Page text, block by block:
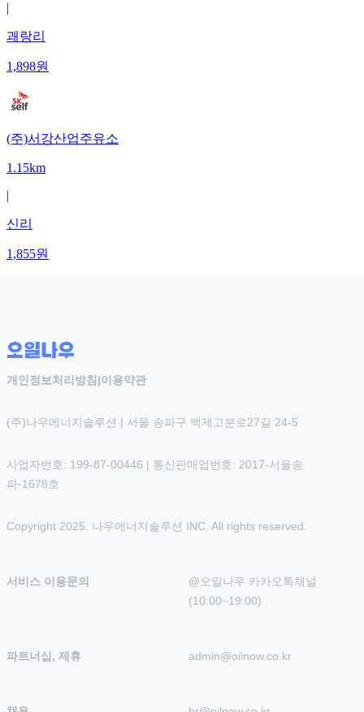
|
괘랑리
1,898원
(주)서강산업주유소
1.15km
|
신리
1,855원
개인정보처리방침 |이용약관
(주)나우에너지솔루션 | 서울 송파구 백제고분로27길 24-5
사업자번호: 199-87-00446 | 통신판매업번호: 2017-서울송
파-1678호
Copyright 2025. 나우에너지솔루션 INC. All rights reserved.
서비스 이용문의
@오일나우 카카오톡채널
(10:00~19:00)
파트너십, 제휴 admin@oilnow.co.kr